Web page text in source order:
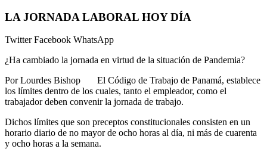
más
LA JORNADA LABORAL HOY DÍA
TwitterFacebook WhatsApp
¿Ha cambiado la jornada en virtud de la situación de Pandemia?
Por Lourdes Bishop El Código de Trabajo de Panamá, establece
los límites dentro de los cuales, tanto el empleador, como el
trabajador deben convenir la jornada de trabajo.
Dichos límites que son preceptos constitucionales consisten en un
horario diario de no mayor de ocho horas al día, ni más de cuarenta
y ocho horas a la semana.